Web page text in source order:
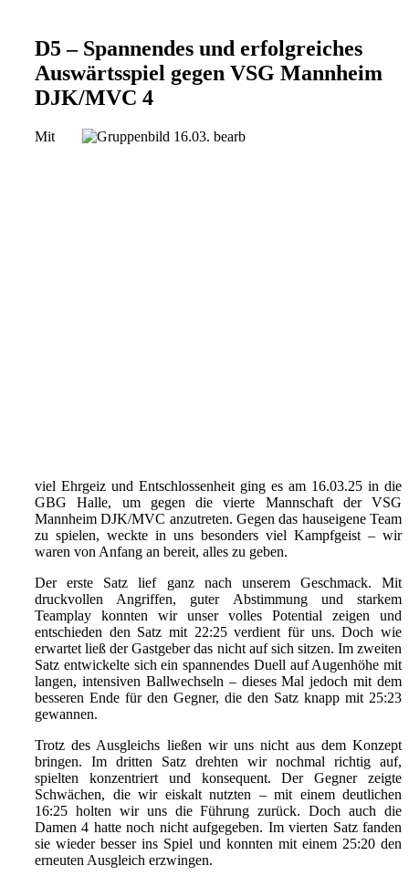
D5 – Spannendes und erfolgreiches
Auswärtsspiel gegen VSG Mannheim
DJK/MVC 4
Mit
viel Ehrgeiz und Entschlossenheit ging es am 16.03.25 in die
GBG Halle, um gegen die vierte Mannschaft der VSG
Mannheim DJK/MVC anzutreten. Gegen das hauseigene Team
zu spielen, weckte in uns besonders viel Kampfgeist – wir
waren von Anfang an bereit, alles zu geben.
Der erste Satz lief ganz nach unserem Geschmack. Mit
druckvollen Angriffen, guter Abstimmung und starkem
Teamplay konnten wir unser volles Potential zeigen und
entschieden den Satz mit 22:25 verdient für uns. Doch wie
erwartet ließ der Gastgeber das nicht auf sich sitzen. Im zweiten
Satz entwickelte sich ein spannendes Duell auf Augenhöhe mit
langen, intensiven Ballwechseln – dieses Mal jedoch mit dem
besseren Ende für den Gegner, die den Satz knapp mit 25:23
gewannen.
Trotz des Ausgleichs ließen wir uns nicht aus dem Konzept
bringen. Im dritten Satz drehten wir nochmal richtig auf,
spielten konzentriert und konsequent. Der Gegner zeigte
Schwächen, die wir eiskalt nutzten – mit einem deutlichen
16:25 holten wir uns die Führung zurück. Doch auch die
Damen 4 hatte noch nicht aufgegeben. Im vierten Satz fanden
sie wieder besser ins Spiel und konnten mit einem 25:20 den
erneuten Ausgleich erzwingen.